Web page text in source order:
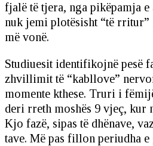
fjalë të tjera, nga pikëpamja
nuk jemi plotësisht “të rritur”
më vonë.
Studiuesit identifikojnë pesë
zhvillimit të “kabllove”
momente kthese. Truri i
deri rreth moshës 9 vjeç, kur
Kjo fazë, sipas të dhënave,
tave. Më pas fillon periudha e